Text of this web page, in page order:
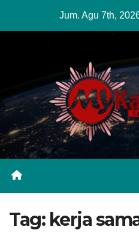
Jum. Agu 7th,
Tag: kerja